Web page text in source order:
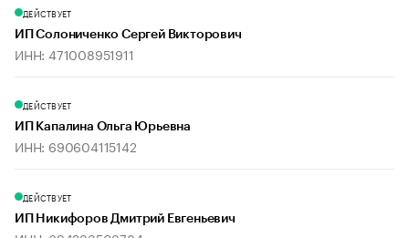
ДЕЙСТВУЕТ
ИП Солониченко Сергей Викторович
ИНН: 471008951911
ДЕЙСТВУЕТ
ИП Капалина Ольга Юрьевна
ИНН: 690604115142
ДЕЙСТВУЕТ
ИП Никифоров Дмитрий Евгеньевич